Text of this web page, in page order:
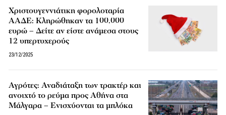
Χριστουγεννιάτικη φορολοταρία
ΑΑΔΕ: Κληρώθηκαν τα 100.000
ευρώ – Δείτε αν είστε ανάμεσα στους
12 υπερτυχερούς
23/12/2025
Αγρότες: Αναδιάταξη των τρακτέρ και
ανοιχτό το ρεύμα προς Αθήνα στα
Μάλγαρα – Ενισχύονται τα μπλόκα